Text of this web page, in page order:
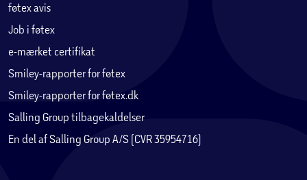
føtex avis
Job i føtex
e-mærket certifikat
Smiley-rapporter for føtex
Smiley-rapporter for føtex.dk
Salling Group tilbagekaldelser
En del af Salling Group A/S (CVR 35954716)